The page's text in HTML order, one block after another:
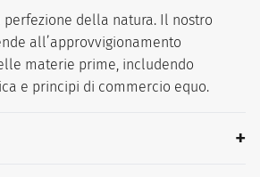
della natura. Il nostro
all’approvvigionamento
materie prime, includendo
e principi di commercio equo.